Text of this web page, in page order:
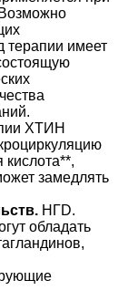
терапии имеет
ХТИН
замедлять
НГD.
обладать